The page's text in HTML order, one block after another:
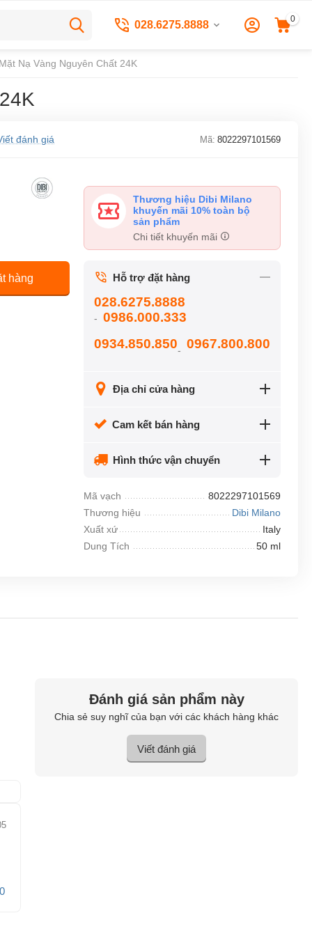
028.6275.8888 0
Nạ Vàng Nguyên Chất 24K
đánh giá Mã: 8022297101569
hàng
Thương hiệu Dibi Milano
khuyến mãi 10% toàn bộ
sản phẩm
Chi tiết khuyến mãi
Hỗ trợ đặt hàng
028.6275.8888
- 0986.000.333
0934.850.850- 0967.800.800
Địa chỉ cửa hàng
Cam kết bán hàng
Hình thức vận chuyển
Mã vạch
8022297101569
Thương hiệu
Dibi Milano
Xuất xứ
Italy
Dung Tích
50 ml
Đánh giá sản phẩm này
Chia sẻ suy nghĩ của bạn với các khách hàng khác
Viết đánh giá